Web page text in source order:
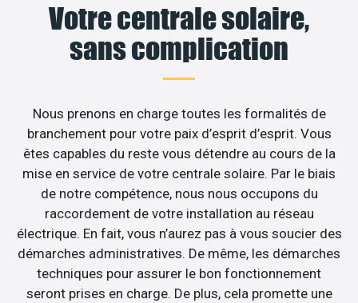
Votre centrale solaire,
sans complication
Nous prenons en charge toutes les formalités de
branchement pour votre paix d’esprit d’esprit. Vous
êtes capables du reste vous détendre au cours de la
mise en service de votre centrale solaire. Par le biais
de notre compétence, nous nous occupons du
raccordement de votre installation au réseau
électrique. En fait, vous n’aurez pas à vous soucier des
démarches administratives. De même, les démarches
techniques pour assurer le bon fonctionnement
seront prises en charge. De plus, cela promette une